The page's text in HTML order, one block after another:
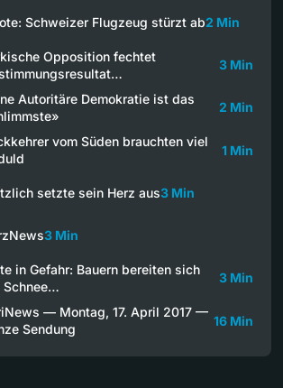
Schweizer Flugzeug stürzt ab2 Min
Opposition fechtet
3 Min
Autoritäre Demokratie ist das
2 Min
vom Süden brauchten viel
1 Min
setzte sein Herz aus3 Min
3 Min
in Gefahr: Bauern bereiten sich
Schnee…
3 Min
— Montag, 17. April 2017 —
Sendung
16 Min